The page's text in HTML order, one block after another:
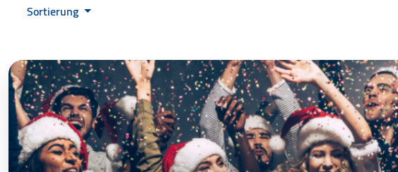
Sortierung